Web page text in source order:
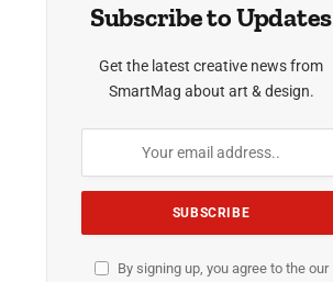
Subscribe to Updates
Get the latest creative news from
SmartMag about art & design.
By signing up, you agree to the our